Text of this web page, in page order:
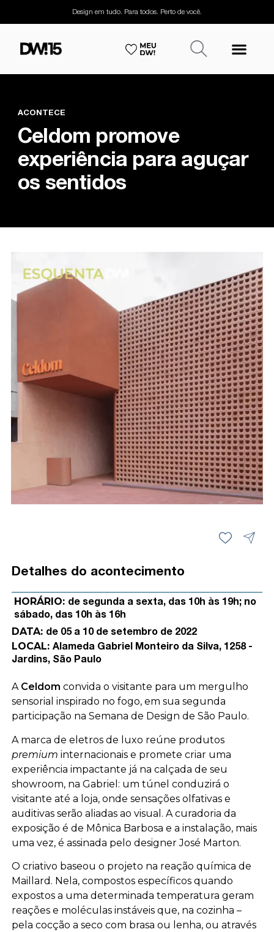
Design em tudo. Para todos. Perto de você.
ACONTECE
Celdom promove
experiência para aguçar
os sentidos
Detalhes do acontecimento
HORÁRIO: de segunda a sexta, das 10h às 19h; no
sábado, das 10h às 16h
DATA: de 05 a 10 de setembro de 2022
LOCAL: Alameda Gabriel Monteiro da Silva, 1258 -
Jardins, São Paulo
A Celdom convida o visitante para um mergulho
sensorial inspirado no fogo, em sua segunda
participação na Semana de Design de São Paulo.
A marca de eletros de luxo reúne produtos
premium internacionais e promete criar uma
experiência impactante já na calçada de seu
showroom, na Gabriel: um túnel conduzirá o
visitante até a loja, onde sensações olfativas e
auditivas serão aliadas ao visual. A curadoria da
exposição é de Mônica Barbosa e a instalação, mais
uma vez, é assinada pelo designer José Marton.
O criativo baseou o projeto na reação química de
Maillard. Nela, compostos específicos quando
expostos a uma determinada temperatura geram
reações e moléculas instáveis que, na cozinha –
pela cocção a seco com brasa ou lenha, ou através